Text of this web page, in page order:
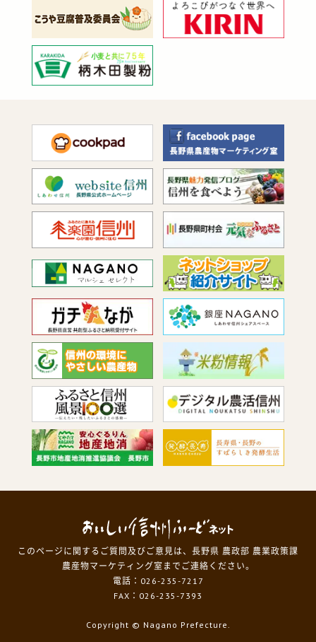
このページに関するご質問及びご意見は、長野県 農政部 農業政策課
農産物マーケティング室までご連絡ください。
電話：026-235-7217
FAX：026-235-7393
Copyright © Nagano Prefecture.